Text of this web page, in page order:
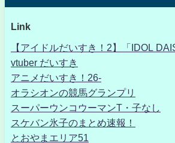
Link
【アイドルだいすき！2】「IDOL
vtuber だいすき
アニメだいすき！26-
オラシオンの競馬グランプリ
スーパーウンコウーマンT・子なし
スケバン氷子のまとめ速報！
とおやまエリア51